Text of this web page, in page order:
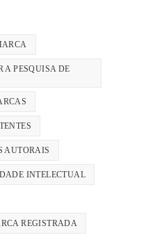
A PESQUISA DE
AUTORAIS
INTELECTUAL
REGISTRADA